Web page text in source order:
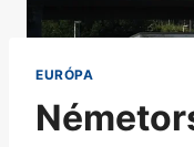
EURÓPA